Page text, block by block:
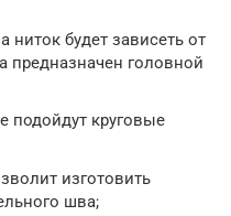
ниток будет зависеть от
предназначен головной
подойдут круговые
изготовить
шва;